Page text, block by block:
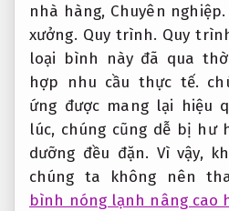
nhà hàng, Chuyên nghiệp.
xưởng. Quy trình. Quy
loại bình này đã qua
hợp nhu cầu thực tế.
ứng được mang lại hiệu
lúc, chúng cũng dễ bị hư
dưỡng đều đặn. Vì vậy,
chúng ta không nên
bình nóng lạnh nâng cao